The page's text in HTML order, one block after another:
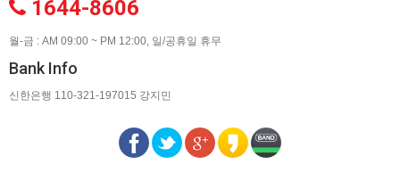
1644-8606
월-금 : AM 09:00 ~ PM 12:00, 일/공휴일 휴무
Bank Info
신한은행 110-321-197015 강지민